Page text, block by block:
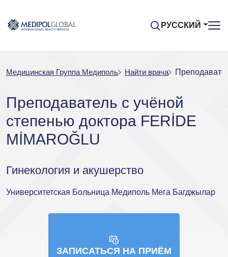
РУССКИЙ
Медицинская Группа Медиполь Найти врача
Преподаватель с учёной
степенью доктора FERİDE
MİMAROĞLU
Гинекология и акушерство
Университетская Больница Медиполь Мега Багджылар
ЗАПИСАТЬСЯ НА ПРИЁМ